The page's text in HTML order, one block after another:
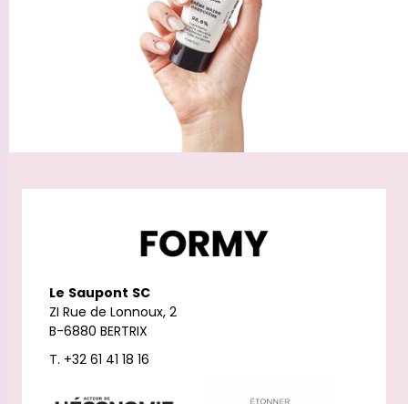
Le Saupont SC
ZI Rue de Lonnoux, 2
B-6880 BERTRIX
T. +32 61 41 18 16